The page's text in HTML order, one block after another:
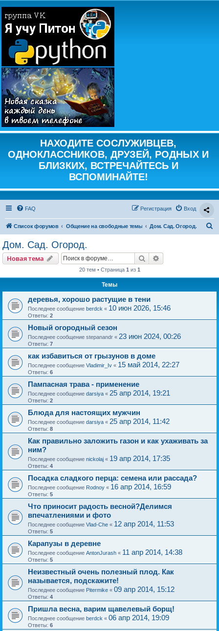
НАХОДИТЕ СОСЛУЖИВЦЕВ,
ОДНОКЛАССНИКОВ, ДРУЗЕЙ, РОДНЫХ И
БЛИЗКИХ, ВСТРЕЧАЙТЕСЬ И
ВСПОМИНАЙТЕ!
FAQ Вход
Регистрация
Список форумов Общение на свободные темы Дом. Сад. Огород.
Дом. Сад. Огород.
Новая тема Поиск
20 тем • Страница 1 из 1
Темы
деревья, хорошо растущие в тени
Последнее сообщение berdck « 10 июн 2026, 15:46
Ответы: 2
Новый огородный сезон
Последнее сообщение stepanandr « 23 июн 2024, 00:26
Ответы: 7
как избавиться от грызунов в доме
Последнее сообщение Vladimir_Iv « 15 май 2014, 22:27
Ответы: 6
Пампасная трава - применение
Последнее сообщение darsiya « 25 апр 2014, 19:21
Ответы: 2
Блюда для настоящих мужчин
Последнее сообщение darsiya « 25 апр 2014, 11:42
Ответы: 8
Как правильно заложить газон и как ухаживать за
ним?
Последнее сообщение nickolaj « 19 апр 2014, 17:35
Ответы: 4
Посадка сладкого перца: семена или рассада?
Последнее сообщение Rodnoy « 16 апр 2014, 16:59
Ответы: 5
Что приносит радость весной?Делимся
впечатлениями и фото
Последнее сообщение Vlad-Che « 12 апр 2014, 11:53
Ответы: 5
Карапузы в деревне
Последнее сообщение AntonJurash « 11 апр 2014, 14:38
Ответы: 5
Неизвестный очень полезный плод. Как
называется, подскажите!
Последнее сообщение Pitermike « 09 апр 2014, 15:12
Ответы: 4
Пришла весна, варим щавелевый борщ!
Последнее сообщение berdck « 06 апр 2014, 19:09
Ответы: 6